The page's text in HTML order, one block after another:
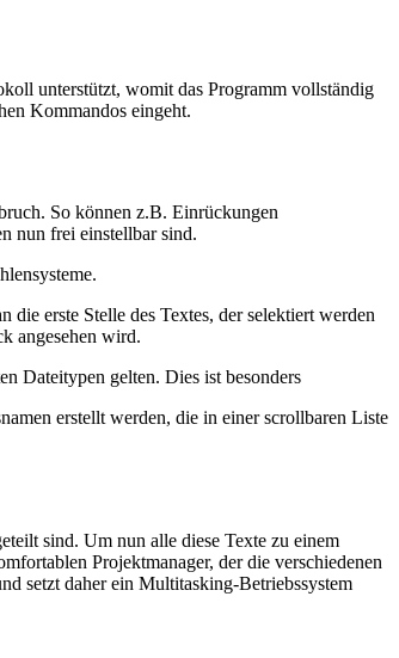
unterstützt, womit das Programm vollständig
Kommandos eingeht.
So können z.B. Einrückungen
nun frei einstellbar sind.
erste Stelle des Textes, der selektiert werden
angesehen wird.
Dateitypen gelten. Dies ist besonders
erstellt werden, die in einer scrollbaren Liste
sind. Um nun alle diese Texte zu einem
Projektmanager, der die verschiedenen
setzt daher ein Multitasking-Betriebssystem